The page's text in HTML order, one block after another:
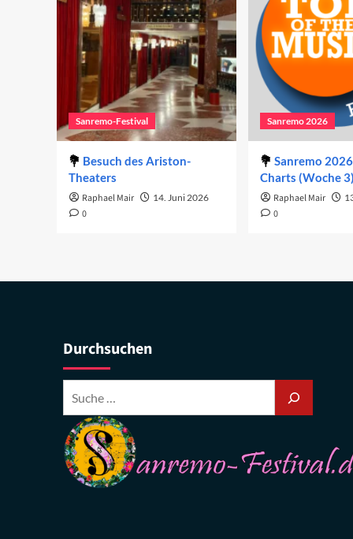
Sanremo-Festival
Besuch des Ariston-
Theaters
Raphael Mair 14. Juni 2026
0
Sanremo 2026
Sanremo
Charts (Woche 3)
Raphael Mair
0
Durchsuchen